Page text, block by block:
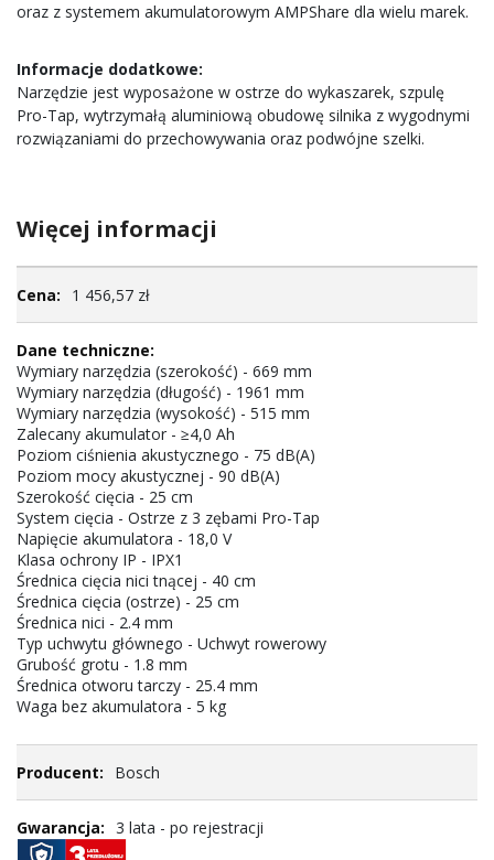
oraz z systemem akumulatorowym AMPShare dla wielu marek.
Informacje dodatkowe:
Narzędzie jest wyposażone w ostrze do wykaszarek, szpulę
Pro-Tap, wytrzymałą aluminiową obudowę silnika z wygodnymi
rozwiązaniami do przechowywania oraz podwójne szelki.
Więcej informacji
informacji1 456,57 zł
Wymiary narzędzia (szerokość) - 669 mm
Wymiary narzędzia (długość) - 1961 mm
Wymiary narzędzia (wysokość) - 515 mm
Zalecany akumulator - ≥4,0 Ah
Poziom ciśnienia akustycznego - 75 dB(A)
Poziom mocy akustycznej - 90 dB(A)
Szerokość cięcia - 25 cm
System cięcia - Ostrze z 3 zębami Pro-Tap
Napięcie akumulatora - 18,0 V
Klasa ochrony IP - IPX1
Średnica cięcia nici tnącej - 40 cm
Średnica cięcia (ostrze) - 25 cm
Średnica nici - 2.4 mm
Typ uchwytu głównego - Uchwyt rowerowy
Grubość grotu - 1.8 mm
Średnica otworu tarczy - 25.4 mm
Waga bez akumulatora - 5 kg
Bosch
3 lata - po rejestracji